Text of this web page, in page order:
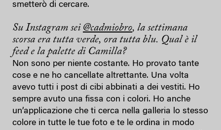
smetterò di cercare.
Su Instagram sei @cadmiobro, la settimana
scorsa era tutta verde, ora tutta blu. Qual è il
feed e la palette di Camilla?
Non sono per niente costante. Ho provato tante
cose e ne ho cancellate altrettante. Una volta
avevo tutti i post di cibi abbinati a dei vestiti. Ho
sempre avuto una fissa con i colori. Ho anche
un’applicazione che ti cerca nella galleria lo stesso
colore in tutte le tue foto e te le ordina in modo